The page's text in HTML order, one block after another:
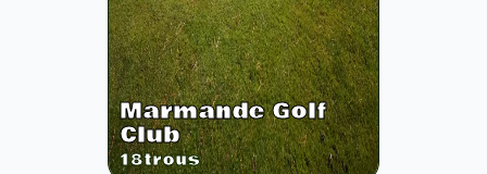
Marmande Golf
Club
18trous